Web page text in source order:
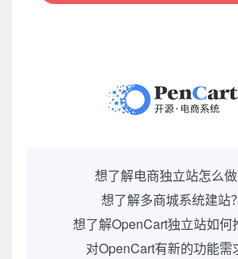
想了解电商独立站怎么做
想了解多商城系统建站？
想了解OpenCart独立站如何
对OpenCart有新的功能需